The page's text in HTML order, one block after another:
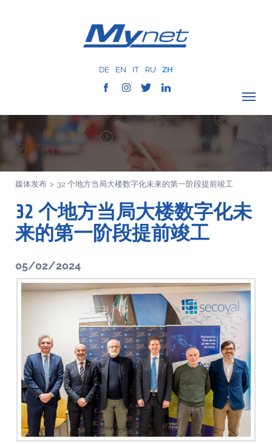
DE EN IT RU ZH
驗證覆蓋範圍
公司
网络服务
服务
MYNET
以往案例
联系我们
媒体发布 > 32 个地方当局大楼数字化未来的第一阶段提前竣工
32 个地方当局大楼数字化未
来的第一阶段提前竣工
05/02/2024